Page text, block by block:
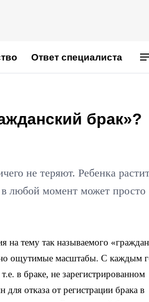
Ответ специалиста
брак»?
не теряют. Ребенка
в любой момент может просто
на тему так называемого
ощутимые масштабы. С каждым
в браке, не зарегистрированном
отказа от регистрации брака в